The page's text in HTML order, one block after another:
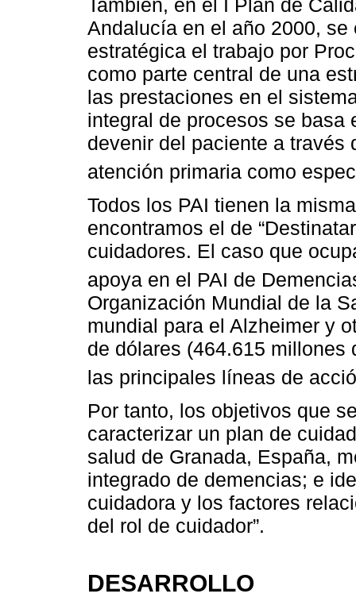
También, en el I Plan de
Andalucía en el año 2000,
estratégica el trabajo por
como parte central de una
las prestaciones en el
integral de procesos se basa
devenir del paciente a través
atención primaria como
Todos los PAI tienen la
encontramos el de
cuidadores. El caso que
apoya en el PAI de
Organización Mundial de la
mundial para el Alzheimer y
de dólares (464.615 millones
las principales líneas de
Por tanto, los objetivos que
caracterizar un plan de
salud de Granada, España,
integrado de demencias; e
cuidadora y los factores
del rol de cuidador”.
DESARROLLO